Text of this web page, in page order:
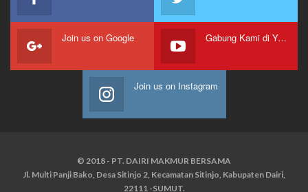
Join us on Google Gabung Kami di Youtube
Join us on Instagram
© 2018 - PT. DAIRI MAKMUR BERSAMA
Jl. Multi Panji Bako, Desa Sitinjo 2, Kecamatan Sitinjo, Kabupaten Dairi,
22111 -SUMUT.